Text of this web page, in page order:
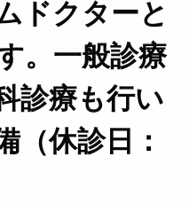
ドクターと
。一般診療
診療も行い
（休診日：